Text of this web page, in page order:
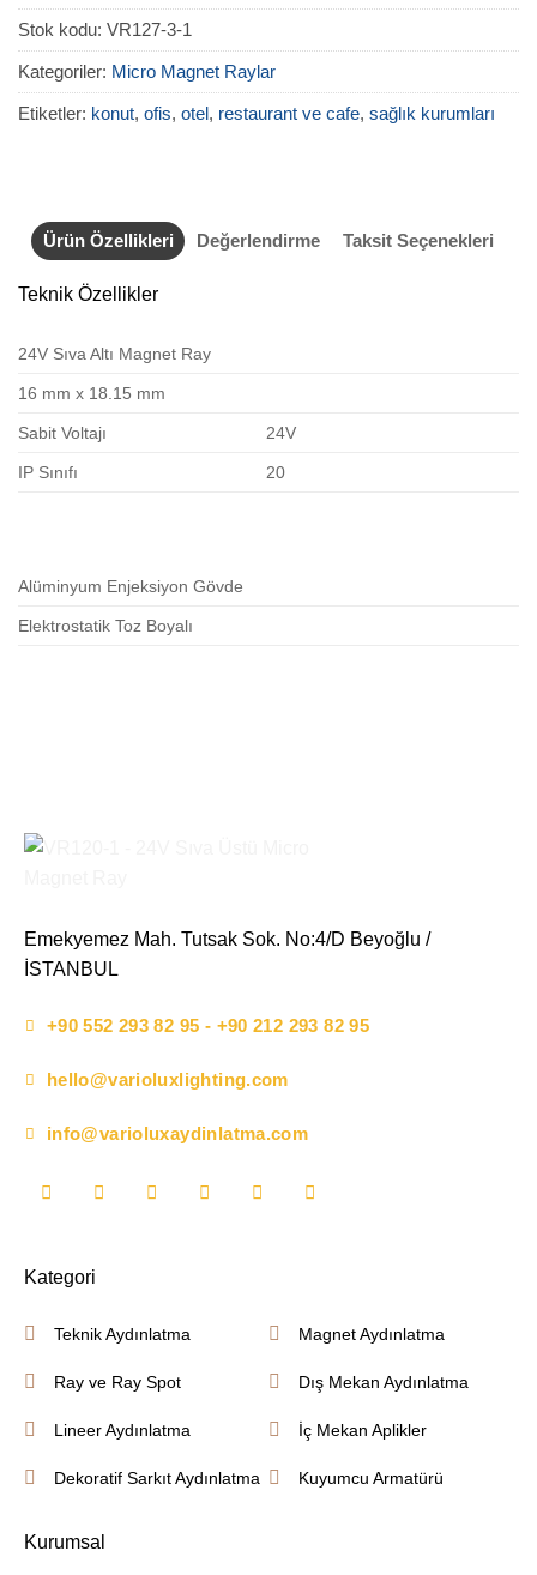
Stok kodu: VR127-3-1
Kategoriler: Micro Magnet Raylar
Etiketler: konut, ofis, otel, restaurant ve cafe, sağlık kurumları
Ürün Özellikleri Değerlendirme Taksit Seçenekleri
Teknik Özellikler
24V Sıva Altı Magnet Ray
16 mm x 18.15 mm
Sabit Voltajı 24V
IP Sınıfı 20
Alüminyum Enjeksiyon Gövde
Elektrostatik Toz Boyalı
Emekyemez Mah. Tutsak Sok. No:4/D Beyoğlu /
İSTANBUL
+90 552 293 82 95 - +90 212 293 82 95
hello@varioluxlighting.com
info@varioluxaydinlatma.com
Kategori
Teknik Aydınlatma
Ray ve Ray Spot
Lineer Aydınlatma
Dekoratif Sarkıt Aydınlatma
Magnet Aydınlatma
Dış Mekan Aydınlatma
İç Mekan Aplikler
Kuyumcu Armatürü
Kurumsal